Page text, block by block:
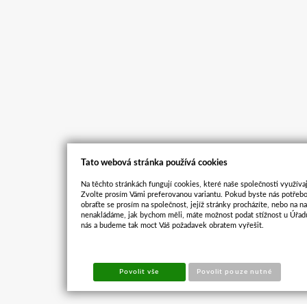
Tato webová stránka používá cookies
Na těchto stránkách fungují cookies, které naše společnosti
Zvolte prosím Vámi preferovanou variantu. Pokud byste nás
obraťte se prosím na společnost, jejíž stránky procházíte, nebo na
nenakládáme, jak bychom měli, máte možnost podat stížnost u
nás a budeme tak moct Váš požadavek obratem vyřešit.
Povolit vše Povolit pouze nutné